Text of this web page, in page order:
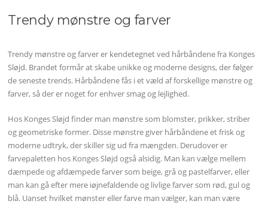
Trendy mønstre og farver
Trendy mønstre og farver er kendetegnet ved hårbåndene fra Konges
Sløjd. Brandet formår at skabe unikke og moderne designs, der følger
de seneste trends. Hårbåndene fås i et væld af forskellige mønstre og
farver, så der er noget for enhver smag og lejlighed.
Hos Konges Sløjd finder man mønstre som blomster, prikker, striber
og geometriske former. Disse mønstre giver hårbåndene et frisk og
moderne udtryk, der skiller sig ud fra mængden. Derudover er
farvepaletten hos Konges Sløjd også alsidig. Man kan vælge mellem
dæmpede og afdæmpede farver som beige, grå og pastelfarver, eller
man kan gå efter mere iøjnefaldende og livlige farver som rød, gul og
blå. Uanset hvilket mønster eller farve man vælger, kan man være